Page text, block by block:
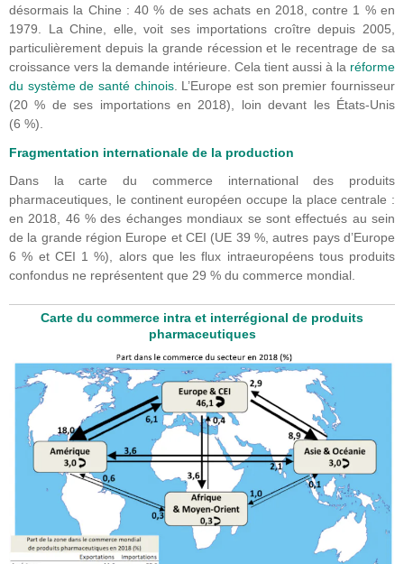
désormais la Chine : 40 % de ses achats en 2018, contre 1 % en
1979. La Chine, elle, voit ses importations croître depuis 2005,
particulièrement depuis la grande récession et le recentrage de sa
croissance vers la demande intérieure. Cela tient aussi à la réforme
du système de santé chinois. L’Europe est son premier fournisseur
(20 % de ses importations en 2018), loin devant les États-Unis
(6 %).
Fragmentation internationale de la production
Dans la carte du commerce international des produits
pharmaceutiques, le continent européen occupe la place centrale :
en 2018, 46 % des échanges mondiaux se sont effectués au sein
de la grande région Europe et CEI (UE 39 %, autres pays d’Europe
6 % et CEI 1 %), alors que les flux intraeuropéens tous produits
confondus ne représentent que 29 % du commerce mondial.
Carte du commerce intra et interrégional de produits
pharmaceutiques